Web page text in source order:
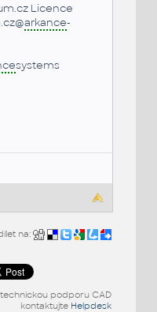
Licence
arkance-
systems
na:
podporu CAD
kontaktujte Helpdesk